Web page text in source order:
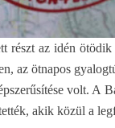
részt az idén
az ötnapos
volt. A
akik közül a